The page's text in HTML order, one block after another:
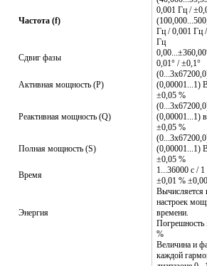
Частота (f)
0,001 Гц /
Гц / 0,001 Гц
Гц
Сдвиг фазы
0,01° / ±0,1°
Активная мощность (P)
(0,00001...1)
±0,05 %
Реактивная мощность (Q)
(0,00001...1)
±0,05 %
Полная мощность (S)
(0,00001...1)
±0,05 %
Время
1...36000 с / 1
±0,01 %
Энергия
Вычисляется
настроек
времени.
Погрешность
%
Величина и
каждой